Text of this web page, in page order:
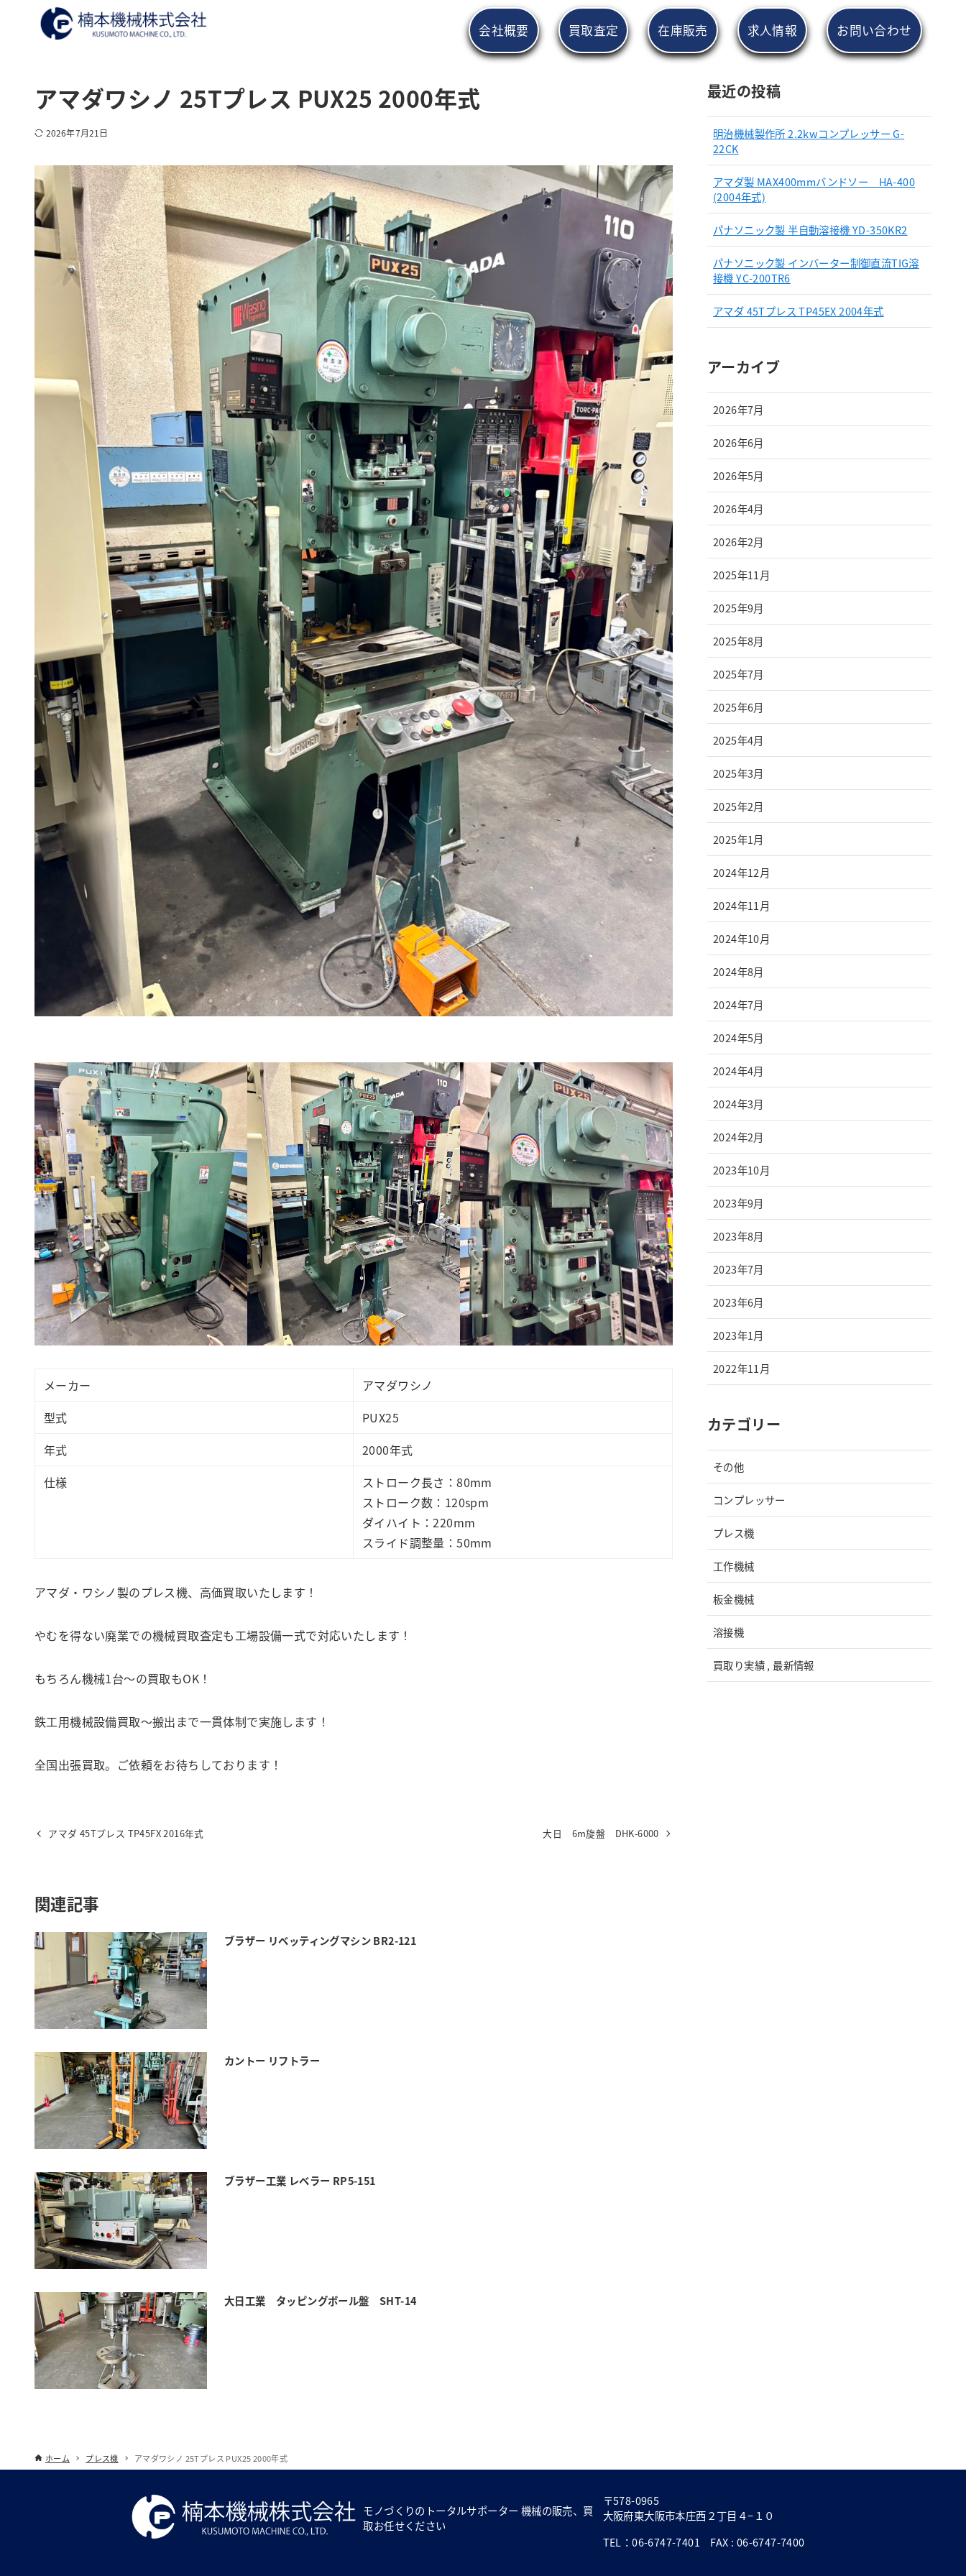
会社概要 買取査定 在庫販売 求人情報 お問い合わせ
アマダワシノ 25Tプレス PUX25 2000年式
2026年7月21日
メーカー
アマダワシノ
型式
PUX25
年式
2000年式
仕様
ストローク長さ：80mm
ストローク数：120spm
ダイハイト：220mm
スライド調整量：50mm
アマダ・ワシノ製のプレス機、高価買取いたします！
やむを得ない廃業での機械買取査定も工場設備一式で対応いたします！
もちろん機械1台～の買取もOK！
鉄工用機械設備買取～搬出まで一貫体制で実施します！
全国出張買取。ご依頼をお待ちしております！
アマダ 45Tプレス TP45FX 2016年式 大日 6m旋盤 DHK-6000
関連記事
ブラザー リベッティングマシン BR2-121
カントー リフトラー
ブラザー工業 レベラー RP5-151
大日工業 タッピングボール盤 SHT-14
最近の投稿
明治機械製作所 2.2kwコンプレッサー G-
22CK
アマダ製 MAX400mmバンドソー HA-400
(2004年式)
パナソニック製 半自動溶接機 YD-350KR2
パナソニック製 インバーター制御直流TIG溶
接機 YC-200TR6
アマダ 45Tプレス TP45EX 2004年式
アーカイブ
2026年7月
2026年6月
2026年5月
2026年4月
2026年2月
2025年11月
2025年9月
2025年8月
2025年7月
2025年6月
2025年4月
2025年3月
2025年2月
2025年1月
2024年12月
2024年11月
2024年10月
2024年8月
2024年7月
2024年5月
2024年4月
2024年3月
2024年2月
2023年10月
2023年9月
2023年8月
2023年7月
2023年6月
2023年1月
2022年11月
カテゴリー
その他
コンプレッサー
プレス機
工作機械
板金機械
溶接機
買取り実績 , 最新情報
ホーム プレス機 アマダワシノ 25Tプレス PUX25 2000年式
モノづくりのトータルサポーター 機械の販売、買
取お任せください
〒578-0965
大阪府東大阪市本庄西２丁目４−１０
TEL：06-6747-7401 FAX : 06-6747-7400